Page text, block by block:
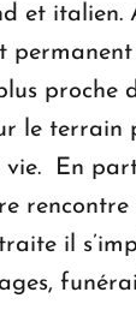
et
le
vie. En
il